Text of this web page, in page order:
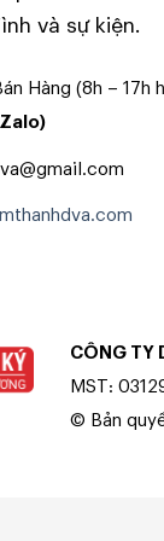
và sự kiện.
Hàng (8h – 17h
CÔNG TY
MST:
© Bản